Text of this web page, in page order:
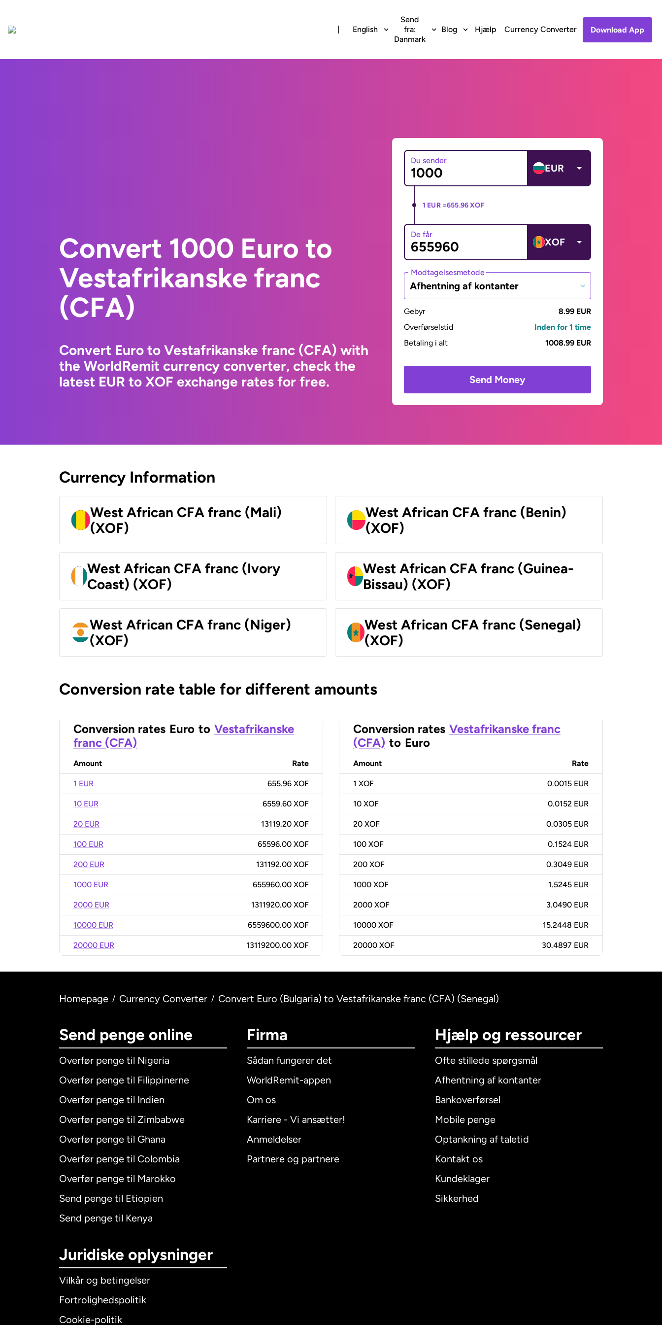
English
Send
fra:
Danmark
Blog Hjælp Currency Converter Download App
Convert 1000 Euro to
Vestafrikanske franc
(CFA)
Convert Euro to Vestafrikanske franc (CFA) with
the WorldRemit currency converter, check the
latest EUR to XOF exchange rates for free.
Du sender
EUR
1 EUR =655.96 XOF
De får
XOF
Modtagelsesmetode
Afhentning af kontanter
Gebyr
8.99 EUR
Overførselstid
Inden for 1 time
Betaling i alt
1008.99 EUR
Send Money
Currency Information
West African CFA franc (Mali)
(XOF)
West African CFA franc (Benin)
(XOF)
West African CFA franc (Ivory
Coast) (XOF)
West African CFA franc (Guinea-
Bissau) (XOF)
West African CFA franc (Niger)
(XOF)
West African CFA franc (Senegal)
(XOF)
Conversion rate table for different amounts
Conversion rates Euro to Vestafrikanske
franc (CFA)
Amount Rate
1 EUR 655.96 XOF
10 EUR 6559.60 XOF
20 EUR 13119.20 XOF
100 EUR 65596.00 XOF
200 EUR 131192.00 XOF
1000 EUR 655960.00 XOF
2000 EUR 1311920.00 XOF
10000 EUR 6559600.00 XOF
20000 EUR 13119200.00 XOF
Conversion rates Vestafrikanske franc
(CFA) to Euro
Amount Rate
1 XOF 0.0015 EUR
10 XOF 0.0152 EUR
20 XOF 0.0305 EUR
100 XOF 0.1524 EUR
200 XOF 0.3049 EUR
1000 XOF 1.5245 EUR
2000 XOF 3.0490 EUR
10000 XOF 15.2448 EUR
20000 XOF 30.4897 EUR
Homepage / Currency Converter / Convert Euro (Bulgaria) to Vestafrikanske franc (CFA) (Senegal)
Send penge online
Overfør penge til Nigeria
Overfør penge til Filippinerne
Overfør penge til Indien
Overfør penge til Zimbabwe
Overfør penge til Ghana
Overfør penge til Colombia
Overfør penge til Marokko
Send penge til Etiopien
Send penge til Kenya
Firma
Sådan fungerer det
WorldRemit-appen
Om os
Karriere - Vi ansætter!
Anmeldelser
Partnere og partnere
Hjælp og ressourcer
Ofte stillede spørgsmål
Afhentning af kontanter
Bankoverførsel
Mobile penge
Optankning af taletid
Kontakt os
Kundeklager
Sikkerhed
Juridiske oplysninger
Vilkår og betingelser
Fortrolighedspolitik
Cookie-politik